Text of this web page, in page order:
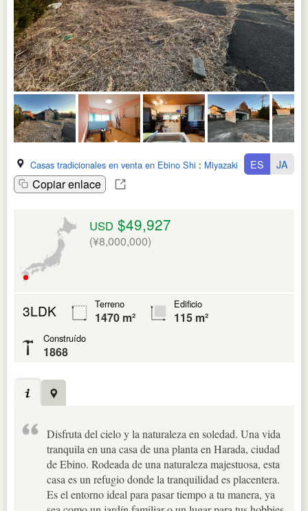
Casas tradicionales en venta en Ebino Shi : Miyazaki Ken
Copiar enlace
ES JA
USD $49,927
(¥8,000,000)
3LDK Terreno
1470 m²
Edificio
115 m²
Construído
1868
Disfruta del cielo y la naturaleza en soledad. Una vida
tranquila en una casa de una planta en Harada, ciudad
de Ebino. Rodeada de una naturaleza majestuosa, esta
casa es un refugio donde la tranquilidad es placentera.
Es el entorno ideal para pasar tiempo a tu manera, ya